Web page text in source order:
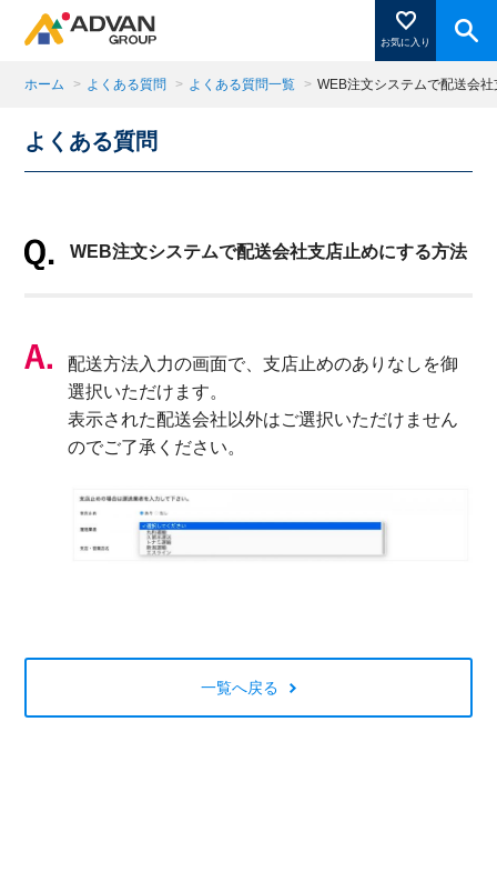
お気に入り
商品ページにある「お気に入り登録」を押すと登録した
商品がここに表示されます。
ホーム > よくある質問 > よくある質問一覧 > WEB注文システムで配送会
よくある質問
WEB注文システムで配送会社支店止めにする方法
配送方法入力の画面で、支店止めのありなしを御
選択いただけます。
表示された配送会社以外はご選択いただけません
のでご了承ください。
一覧へ戻る